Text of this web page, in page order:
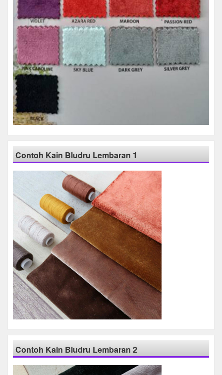
Contoh Kain Bludru Lembaran 1
Contoh Kain Bludru Lembaran 2